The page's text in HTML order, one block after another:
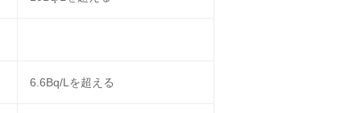
6.6Bq/Lを超える